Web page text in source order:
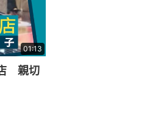
01:13
親切